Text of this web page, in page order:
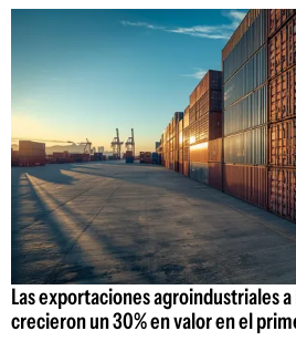
Las exportaciones agroindustriales a
crecieron un 30% en valor en el